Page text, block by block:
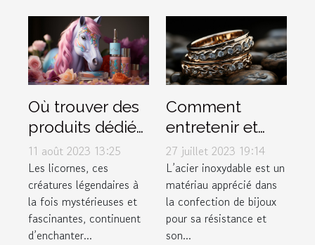
Où trouver des
produits dédiés
aux licornes ?
11 août 2023 13:25
Les licornes, ces
créatures légendaires à
la fois mystérieuses et
fascinantes, continuent
d’enchanter...
Comment
entretenir et
conserver vos
bijoux en acier
inoxydable
27 juillet 2023 19:14
L’acier inoxydable est un
matériau apprécié dans
la confection de bijoux
pour sa résistance et
son...